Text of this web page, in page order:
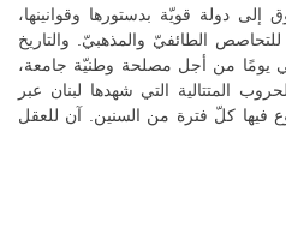
دولة قويّة بدستورها وقوانينها،
الطائفيّ والمذهبيّ. والتاريخ
يومًا من أجل مصلحة وطنيّة جامعة،
المتتالية التي شهدها لبنان عبر
فيها كلّ فترة من السنين. آن للعقل